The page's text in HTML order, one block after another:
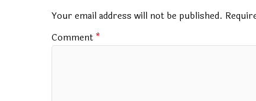
o
k
p
p
m
Your email address will not be published.
Comment *